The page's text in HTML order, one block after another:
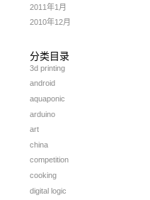
2011年1月
2010年12月
分类目录
3d printing
android
aquaponic
arduino
art
china
competition
cooking
digital logic